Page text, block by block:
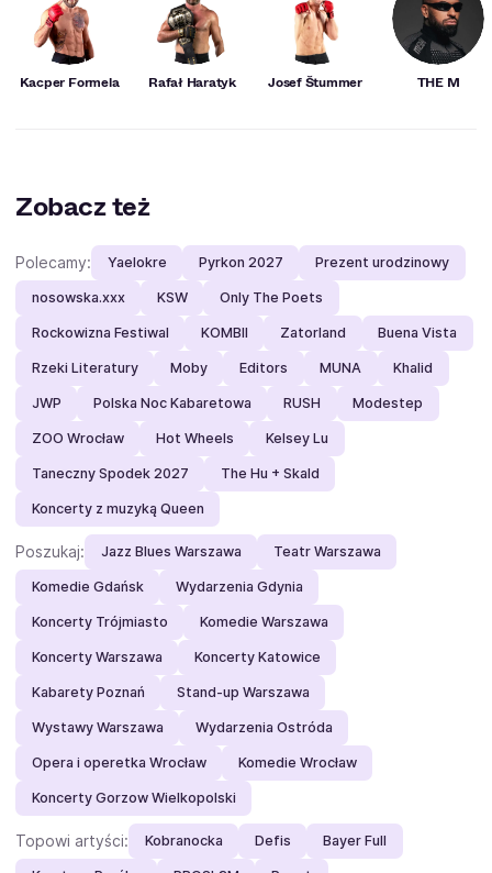
Kacper Formela Rafał Haratyk Josef Štummer THE M
Zobacz też
Polecamy: Yaelokre Pyrkon 2027 Prezent urodzinowy
nosowska.xxx KSW Only The Poets
Rockowizna Festiwal KOMBII Zatorland Buena Vista
Rzeki Literatury Moby Editors MUNA Khalid
JWP Polska Noc Kabaretowa RUSH Modestep
ZOO Wrocław Hot Wheels Kelsey Lu
Taneczny Spodek 2027 The Hu + Skald
Koncerty z muzyką Queen
Poszukaj: Jazz Blues Warszawa Teatr Warszawa
Komedie Gdańsk Wydarzenia Gdynia
Koncerty Trójmiasto Komedie Warszawa
Koncerty Warszawa Koncerty Katowice
Kabarety Poznań Stand-up Warszawa
Wystawy Warszawa Wydarzenia Ostróda
Opera i operetka Wrocław Komedie Wrocław
Koncerty Gorzow Wielkopolski
Topowi artyści: Kobranocka Defis Bayer Full